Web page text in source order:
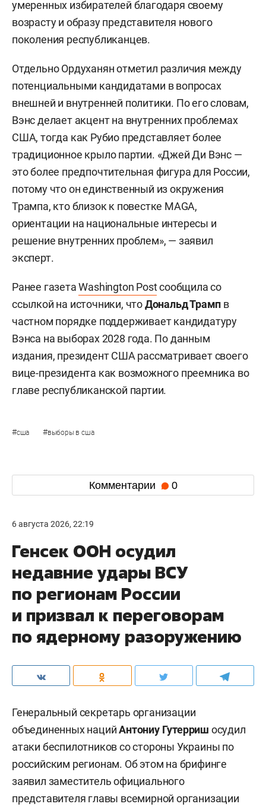
умеренных избирателей благодаря своему
возрасту и образу представителя нового
поколения республиканцев.
Отдельно Ордуханян отметил различия между
потенциальными кандидатами в вопросах
внешней и внутренней политики. По его словам,
Вэнс делает акцент на внутренних проблемах
США, тогда как Рубио представляет более
традиционное крыло партии. «Джей Ди Вэнс —
это более предпочтительная фигура для России,
потому что он единственный из окружения
Трампа, кто близок к повестке MAGA,
ориентации на национальные интересы и
решение внутренних проблем», — заявил
эксперт.
Ранее газетаWashington Postсообщила со
ссылкой на источники, чтоДональд Трамп в
частном порядке поддерживает кандидатуру
Вэнса на выборах 2028 года. По данным
издания, президент США рассматривает своего
вице-президента как возможного преемника во
главе республиканской партии.
#сша #выборы в сша
Комментарии 0
6 августа 2026, 22:19
Генсек ООН осудил
недавние удары ВСУ
по регионам России
и призвал к переговорам
по ядерному разоружению
Генеральный секретарь организации
объединенных нацийАнтониу Гутерриш осудил
атаки беспилотников со стороны Украины по
российским регионам. Об этом на брифинге
заявил заместитель официального
представителя главы всемирной организации